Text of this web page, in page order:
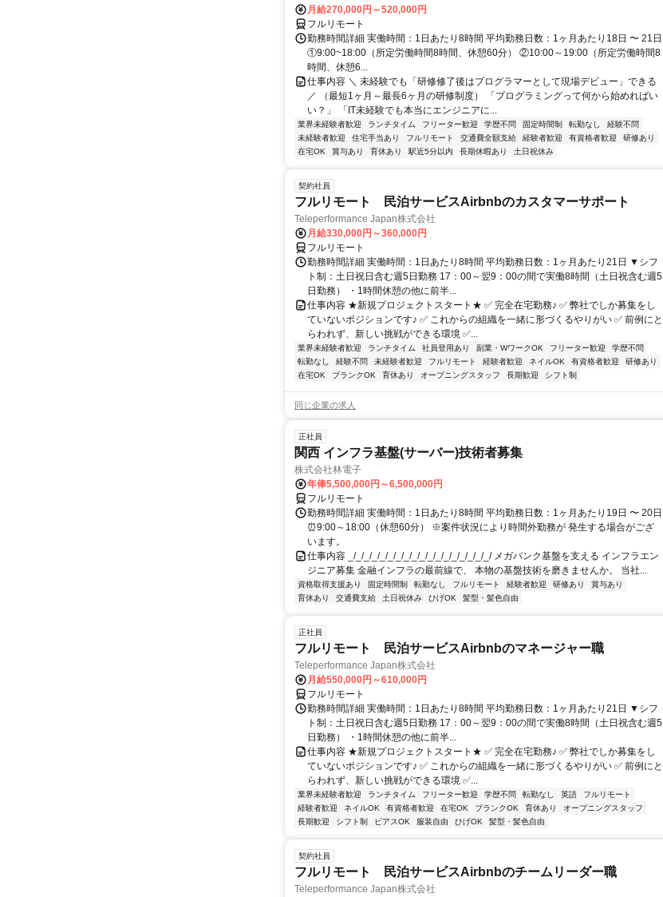
月給270,000円～520,000円
フルリモート
勤務時間詳細 実働時間：1日あたり8時間 平均勤務日数：1ヶ月あたり18日 〜 21日
①9:00~18:00（所定労働時間8時間、休憩60分） ②10:00～19:00（所定労働時間8
時間、休憩6...
仕事内容 ＼ 未経験でも「研修修了後はプログラマーとして現場デビュー」できる
／ （最短1ヶ月～最長6ヶ月の研修制度） 「プログラミングって何から始めればい
い？」 「IT未経験でも本当にエンジニアに...
業界未経験者歓迎 ランチタイム フリーター歓迎 学歴不問 固定時間制 転勤なし
経験不問
未経験者歓迎
住宅手当あり フルリモート 交通費全額支給 経験者歓迎 有資格者歓迎
研修あり
在宅OK
賞与あり 育休あり 駅近5分以内 長期休暇あり 土日祝休み
契約社員
フルリモート 民泊サービスAirbnbのカスタマーサポート
Teleperformance Japan株式会社
月給330,000円～360,000円
フルリモート
勤務時間詳細 実働時間：1日あたり8時間 平均勤務日数：1ヶ月あたり21日 ▼シフ
ト制：土日祝日含む週5日勤務 17：00～翌9：00の間で実働8時間（土日祝含む週5
日勤務） ・1時間休憩の他に前半...
仕事内容 ★新規プロジェクトスタート★ ✅ 完全在宅勤務♪ ✅ 弊社でしか募集をし
ていないポジションです♪ ✅ これからの組織を一緒に形づくるやりがい ✅ 前例にと
らわれず、新しい挑戦ができる環境 ✅...
業界未経験者歓迎 ランチタイム 社員登用あり 副業・WワークOK フリーター歓迎
学歴不問
転勤なし
経験不問 未経験者歓迎 フルリモート 経験者歓迎 ネイルOK 有資格者歓迎
研修あり
在宅OK
ブランクOK 育休あり オープニングスタッフ 長期歓迎 シフト制
同じ企業の求人
正社員
関西 インフラ基盤(サーバー)技術者募集
株式会社林電子
年俸5,500,000円～6,500,000円
フルリモート
勤務時間詳細 実働時間：1日あたり8時間 平均勤務日数：1ヶ月あたり19日 〜 20日
⏰9:00～18:00（休憩60分） ※案件状況により時間外勤務が 発生する場合がござ
います。
仕事内容 _/_/_/_/_/_/_/_/_/_/_/_/_/_/_/_/_/_/ メガバンク基盤を支える インフラエン
ジニア募集 金融インフラの最前線で、 本物の基盤技術を磨きませんか。 当社...
資格取得支援あり 固定時間制 転勤なし フルリモート 経験者歓迎 研修あり
賞与あり
育休あり
交通費支給 土日祝休み ひげOK 髪型・髪色自由
正社員
フルリモート 民泊サービスAirbnbのマネージャー職
Teleperformance Japan株式会社
月給550,000円～610,000円
フルリモート
勤務時間詳細 実働時間：1日あたり8時間 平均勤務日数：1ヶ月あたり21日 ▼シフ
ト制：土日祝日含む週5日勤務 17：00～翌9：00の間で実働8時間（土日祝含む週5
日勤務） ・1時間休憩の他に前半...
仕事内容 ★新規プロジェクトスタート★ ✅ 完全在宅勤務♪ ✅ 弊社でしか募集をし
ていないポジションです♪ ✅ これからの組織を一緒に形づくるやりがい ✅ 前例にと
らわれず、新しい挑戦ができる環境 ✅...
業界未経験者歓迎 ランチタイム フリーター歓迎 学歴不問 転勤なし 英語
フルリモート
経験者歓迎
ネイルOK 有資格者歓迎 在宅OK ブランクOK 育休あり
オープニングスタッフ
長期歓迎
シフト制 ピアスOK 服装自由 ひげOK 髪型・髪色自由
契約社員
フルリモート 民泊サービスAirbnbのチームリーダー職
Teleperformance Japan株式会社